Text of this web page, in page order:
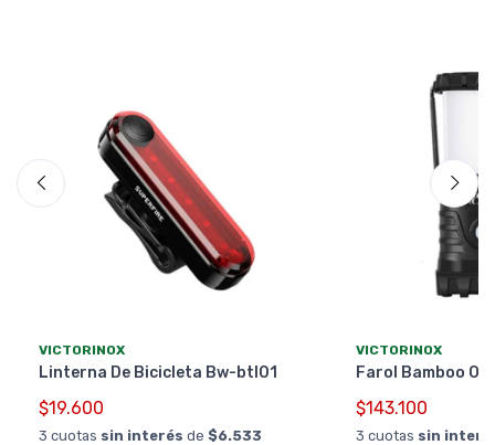
VICTORINOX
Linterna De Bicicleta Bw-btl01
$19.600
3 cuotas sin interés de $6.533
VICTORINOX
Farol Bamboo
$143.100
3 cuotas sin